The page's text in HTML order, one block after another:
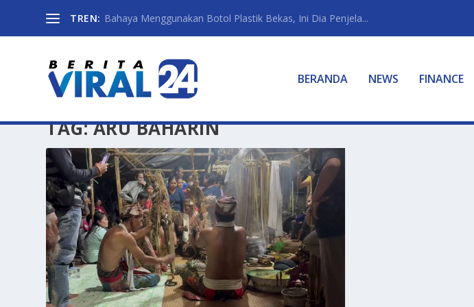
TREN: Bahaya Menggunakan Botol Plastik Bekas, Ini Dia Penjela...
BERANDA NEWS FINANCE
TAG:ARU BAHARIN